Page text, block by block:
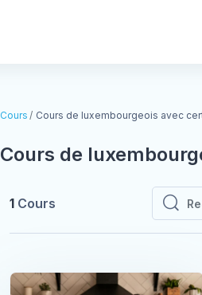
Cours Cours de luxembourgeois avec
Cours de
1 Cours